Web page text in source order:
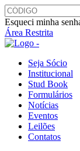
Esqueci minha
Área Restrita
Seja Sócio
Institucional
Stud Book
Formulários
Notícias
Eventos
Leilões
Contatos